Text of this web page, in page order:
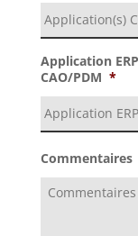
Application
CAO/PDM *
Commentaires